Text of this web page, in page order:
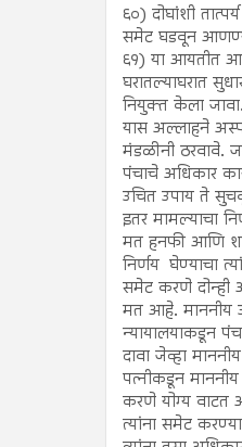
६०) दोघांशी
समेट घडवून
६१) या आयतीत
घरातल्याघरात
नियुक्त केला
यास अल्लाहने
मंडळीनी ठरवावे.
पंचाचे अधिकार
उचित उपाय ते
इतर मामल्याचा
मत हनफी आणि
निर्णय घेण्याचा
समेट करणे दोन्ही
मत आहे. माननीय
न्यायालयाकडून
दावा जेव्हा
पत्नीकडून
करणे योग्य वाटत
त्यांना समेट